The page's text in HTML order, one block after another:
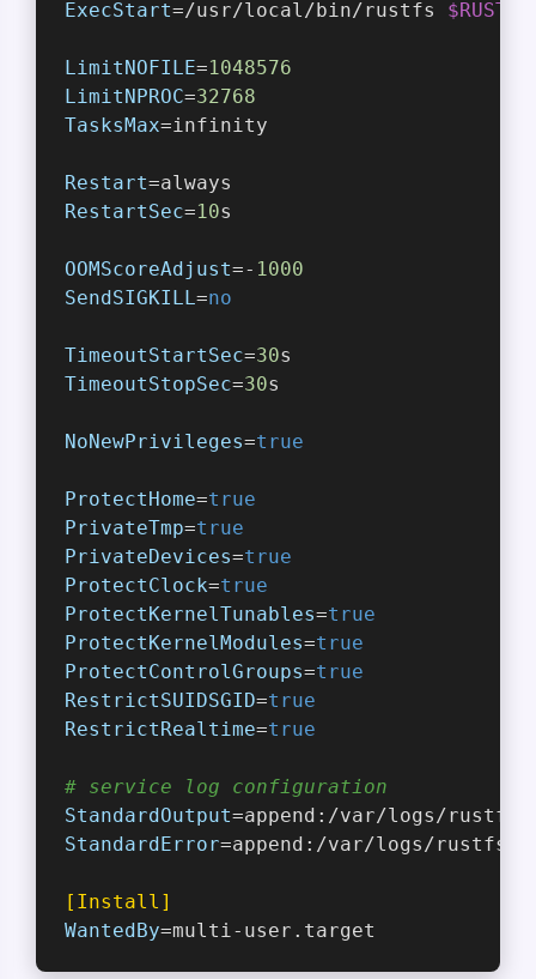
ExecStart=/usr/local/bin/rustfs
LimitNOFILE=1048576
LimitNPROC=32768
TasksMax=infinity
Restart=always
RestartSec=10s
OOMScoreAdjust=- 1000
SendSIGKILL=no
TimeoutStartSec=30s
TimeoutStopSec=30s
NoNewPrivileges=true
ProtectHome=true
PrivateTmp=true
PrivateDevices=true
ProtectClock=true
ProtectKernelTunables=true
ProtectKernelModules=true
ProtectControlGroups=true
RestrictSUIDSGID=true
RestrictRealtime=true
# service log configuration
StandardOutput=append:/var/logs/
StandardError=append:/var/logs/
[Install]
WantedBy=multi-user.target